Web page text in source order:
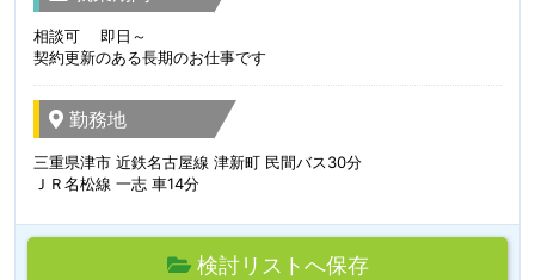
相談可 即日～
契約更新のある長期のお仕事です
勤務地
三重県津市 近鉄名古屋線 津新町 民間バス30分
ＪＲ名松線 一志 車14分
検討リストへ保存